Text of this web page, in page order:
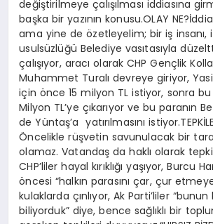
değiştirilmeye çalışılması iddiasına
başka bir yazının konusu.OLAY
ama yine de özetleyelim; bir iş insanı,
usulsüzlüğü Belediye vasıtasıyla
çalışıyor, aracı olarak CHP Gençlik
Muhammet Turalı devreye giriyor,
için önce 15 milyon TL istiyor, sonra bu
Milyon TL’ye çıkarıyor ve bu paranın
de Yüntaş’a yatırılmasını
Öncelikle rüşvetin savunulacak bir
olamaz. Vatandaş da haklı olarak
CHP’liler hayal kırıklığı yaşıyor, Burcu
öncesi “halkın parasını çar, çur
kulaklarda çınlıyor, Ak Parti’liler “bunun
biliyorduk” diye, bence sağlıklı bir